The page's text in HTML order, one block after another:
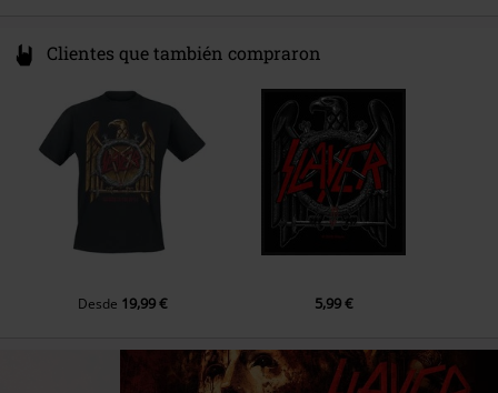
Clientes que también compraron
Desde 19,99 € 5,99 €